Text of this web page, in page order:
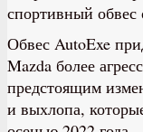
Обвес AutoExe
Mazda более
предстоящим
и выхлопа,